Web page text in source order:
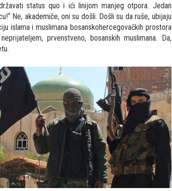
status quo i ići linijom manjeg otpora. Jedan
Ne, akademiče, oni su došli. Došli su da ruše, ubijaju
islama i muslimana bosanskohercegovačkih prostora
prvenstveno, bosanskih muslimana. Da,